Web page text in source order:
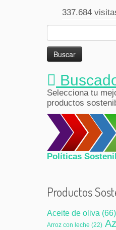
337.684
Selecciona tu
productos
Políticas
Productos
Aceite de oliva (66)
Arroz con leche (22)